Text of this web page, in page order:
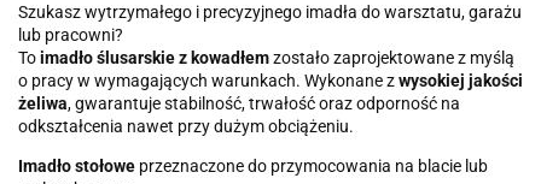
Szukasz wytrzymałego i precyzyjnego imadła do warsztatu, garażu
lub pracowni?
Toimadło ślusarskie z kowadłemzostało zaprojektowane z myślą
o pracy w wymagających warunkach. Wykonane zwysokiej jakości
żeliwa, gwarantuje stabilność, trwałość oraz odporność na
odkształcenia nawet przy dużym obciążeniu.
Imadło stołowe przeznaczone do przymocowania na blacie lub